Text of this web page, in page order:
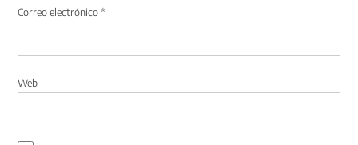
Correo electrónico*
Web